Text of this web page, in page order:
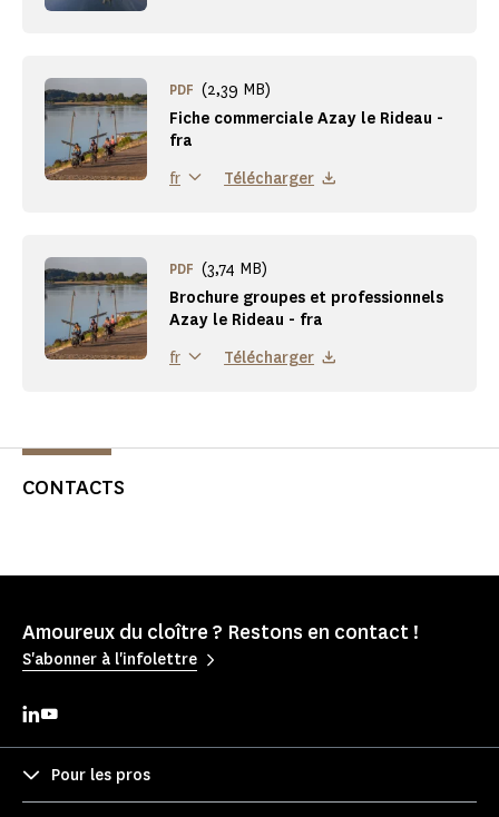
Fiche commerciale Azay le Rideau -
fra
PDF (2,39 MB)
fr Télécharger
Brochure groupes et professionnels
Azay le Rideau - fra
PDF (3,74 MB)
fr Télécharger
CONTACTS
Amoureux du cloître ? Restons en contact !
S'abonner à l'infolettre
Pour les pros